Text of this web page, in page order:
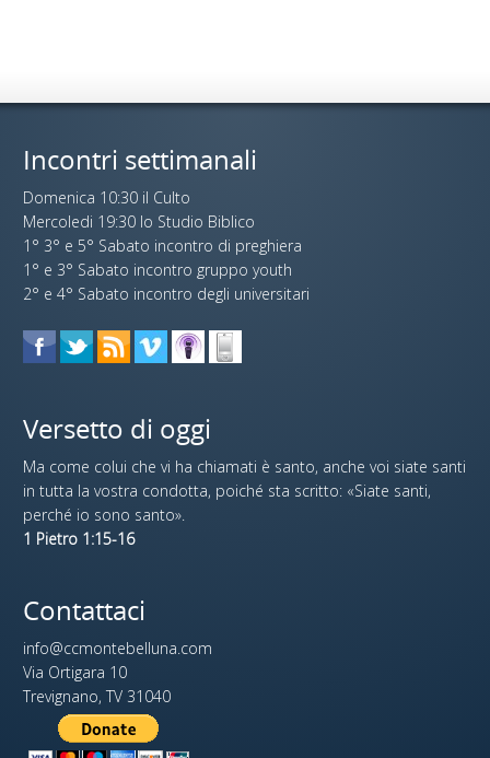
Incontri settimanali
Domenica 10:30 il Culto
Mercoledi 19:30 lo Studio Biblico
1° 3° e 5° Sabato incontro di preghiera
1° e 3° Sabato incontro gruppo youth
2° e 4° Sabato incontro degli universitari
Versetto di oggi
Ma come colui che vi ha chiamati è santo, anche voi siate santi
in tutta la vostra condotta, poiché sta scritto: «Siate santi,
perché io sono santo».
1 Pietro 1:15-16
Contattaci
info@ccmontebelluna.com
Via Ortigara 10
Trevignano, TV 31040